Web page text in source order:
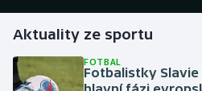
Futsal
Gymnastika
Aktuality ze sportu
FOTBAL
Fotbalistky